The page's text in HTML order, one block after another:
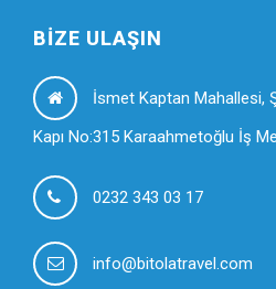
BIZE ULAŞIN
İsmet Kaptan Mahallesi,
Kapı No:315 Karaahmetoğlu İş
0232 343 03 17
info@bitolatravel.com